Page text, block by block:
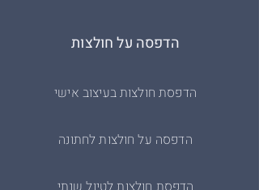
הדפסה על חולצות
הדפסת חולצות בעיצוב אישי
הדפסה על חולצות לחתונה